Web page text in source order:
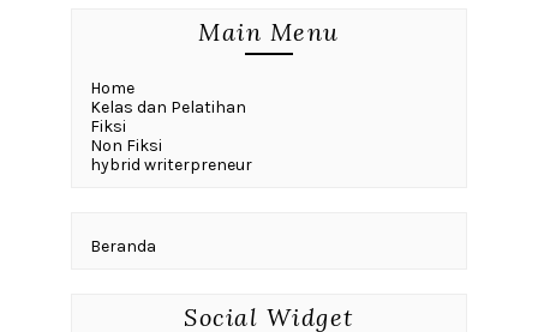
Main Menu
Home
Kelas dan Pelatihan
Fiksi
Non Fiksi
hybrid writerpreneur
Beranda
Social Widget